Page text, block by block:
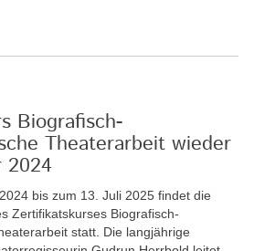
Biografisch-
Theaterarbeit wieder
2024
bis zum 13. Juli 2025 findet die
Zertifikatskurses Biografisch-
statt. Die langjährige